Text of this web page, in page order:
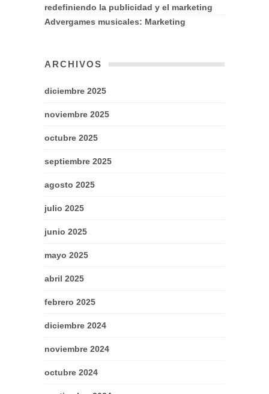
redefiniendo la publicidad y el marketing
Advergames musicales: Marketing
ARCHIVOS
diciembre 2025
noviembre 2025
octubre 2025
septiembre 2025
agosto 2025
julio 2025
junio 2025
mayo 2025
abril 2025
febrero 2025
diciembre 2024
noviembre 2024
octubre 2024